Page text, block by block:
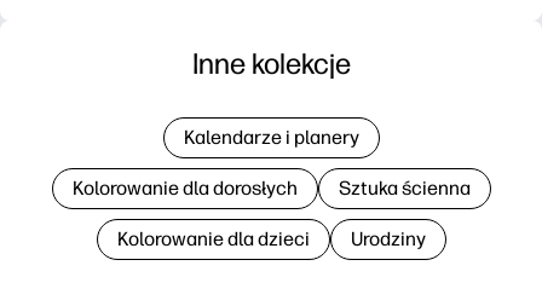
Inne kolekcje
Kalendarze i planery
Kolorowanie dla dorosłych Sztuka ścienna
Kolorowanie dla dzieci Urodziny